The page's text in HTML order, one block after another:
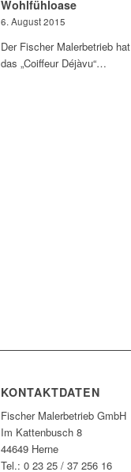
Wohlfühloase
6. August 2015
Der Fischer Malerbetrieb hat
das „Coiffeur Déjàvu“…
KONTAKTDATEN
Fischer Malerbetrieb GmbH
Im Kattenbusch 8
44649 Herne
Tel.: 0 23 25 / 37 256 16